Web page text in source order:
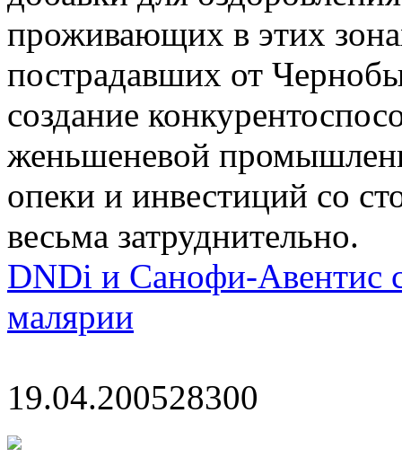
проживающих в этих
пострадавших от
создание
женьшеневой
опеки и инвестиций со
весьма затруднительно.
DNDi и Санофи-Авентис
малярии
19.04.200528300